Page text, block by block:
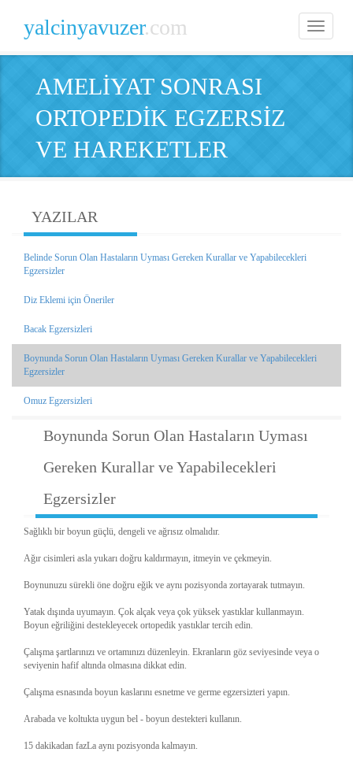
Toggle
navigation
yalcinyavuzer.com
AMELİYAT SONRASI
ORTOPEDİK EGZERSİZ
VE HAREKETLER
YAZILAR
Belinde Sorun Olan Hastaların Uyması Gereken Kurallar ve Yapabilecekleri
Egzersizler
Diz Eklemi için Öneriler
Bacak Egzersizleri
Boynunda Sorun Olan Hastaların Uyması Gereken Kurallar ve Yapabilecekleri
Egzersizler
Omuz Egzersizleri
Boynunda Sorun Olan Hastaların Uyması
Gereken Kurallar ve Yapabilecekleri
Egzersizler
Sağlıklı bir boyun güçlü, dengeli ve ağrısız olmalıdır.
Ağır cisimleri asla yukarı doğru kaldırmayın, itmeyin ve çekmeyin.
Boynunuzu sürekli öne doğru eğik ve aynı pozisyonda zortayarak tutmayın.
Yatak dışında uyumayın. Çok alçak veya çok yüksek yastıklar kullanmayın.
Boyun eğriliğini destekleyecek ortopedik yastıklar tercih edin.
Çalışma şartlarınızı ve ortamınızı düzenleyin. Ekranların göz seviyesinde veya o
seviyenin hafif altında olmasına dikkat edin.
Çalışma esnasında boyun kaslarını esnetme ve germe egzersizteri yapın.
Arabada ve koltukta uygun bel - boyun destekteri kullanın.
15 dakikadan fazLa aynı pozisyonda kalmayın.